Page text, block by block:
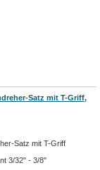
Satz mit T-Griff,
Satz mit T-Griff
3/32" - 3/8"